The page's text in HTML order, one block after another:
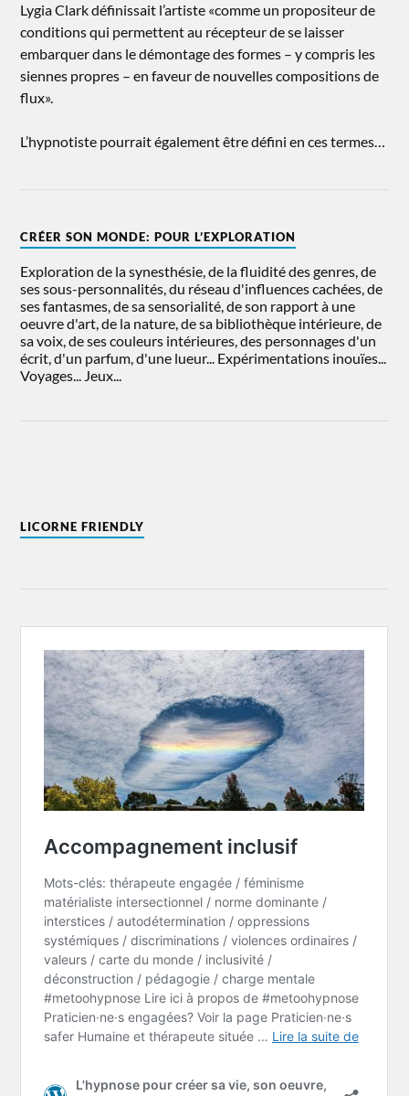
Lygia Clark définissait l’artiste «comme un propositeur de
conditions qui permettent au récepteur de se laisser
embarquer dans le démontage des formes – y compris les
siennes propres – en faveur de nouvelles compositions de
flux».
L’hypnotiste pourrait également être défini en ces termes…
CRÉER SON MONDE: POUR L’EXPLORATION
Exploration de la synesthésie, de la fluidité des genres, de
ses sous-personnalités, du réseau d'influences cachées, de
ses fantasmes, de sa sensorialité, de son rapport à une
oeuvre d'art, de la nature, de sa bibliothèque intérieure, de
sa voix, de ses couleurs intérieures, des personnages d'un
écrit, d'un parfum, d'une lueur... Expérimentations inouïes...
Voyages... Jeux...
LICORNE FRIENDLY